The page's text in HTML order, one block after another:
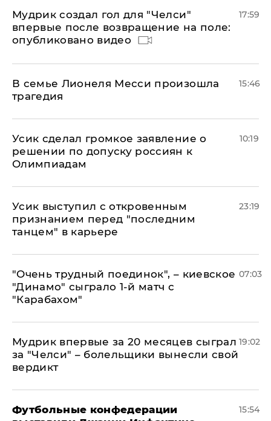
Мудрик создал гол для "Челси"
впервые после возвращение на поле:
опубликовано видео
17:59
В семье Лионеля Месси произошла
трагедия
15:46
Усик сделал громкое заявление о
решении по допуску россиян к
Олимпиадам
10:19
Усик выступил с откровенным
признанием перед "последним
танцем" в карьере
23:19
"Очень трудный поединок", – киевское
"Динамо" сыграло 1-й матч с
"Карабахом"
07:03
Мудрик впервые за 20 месяцев сыграл
за "Челси" – болельщики вынесли свой
вердикт
19:02
Футбольные конфедерации
15:54